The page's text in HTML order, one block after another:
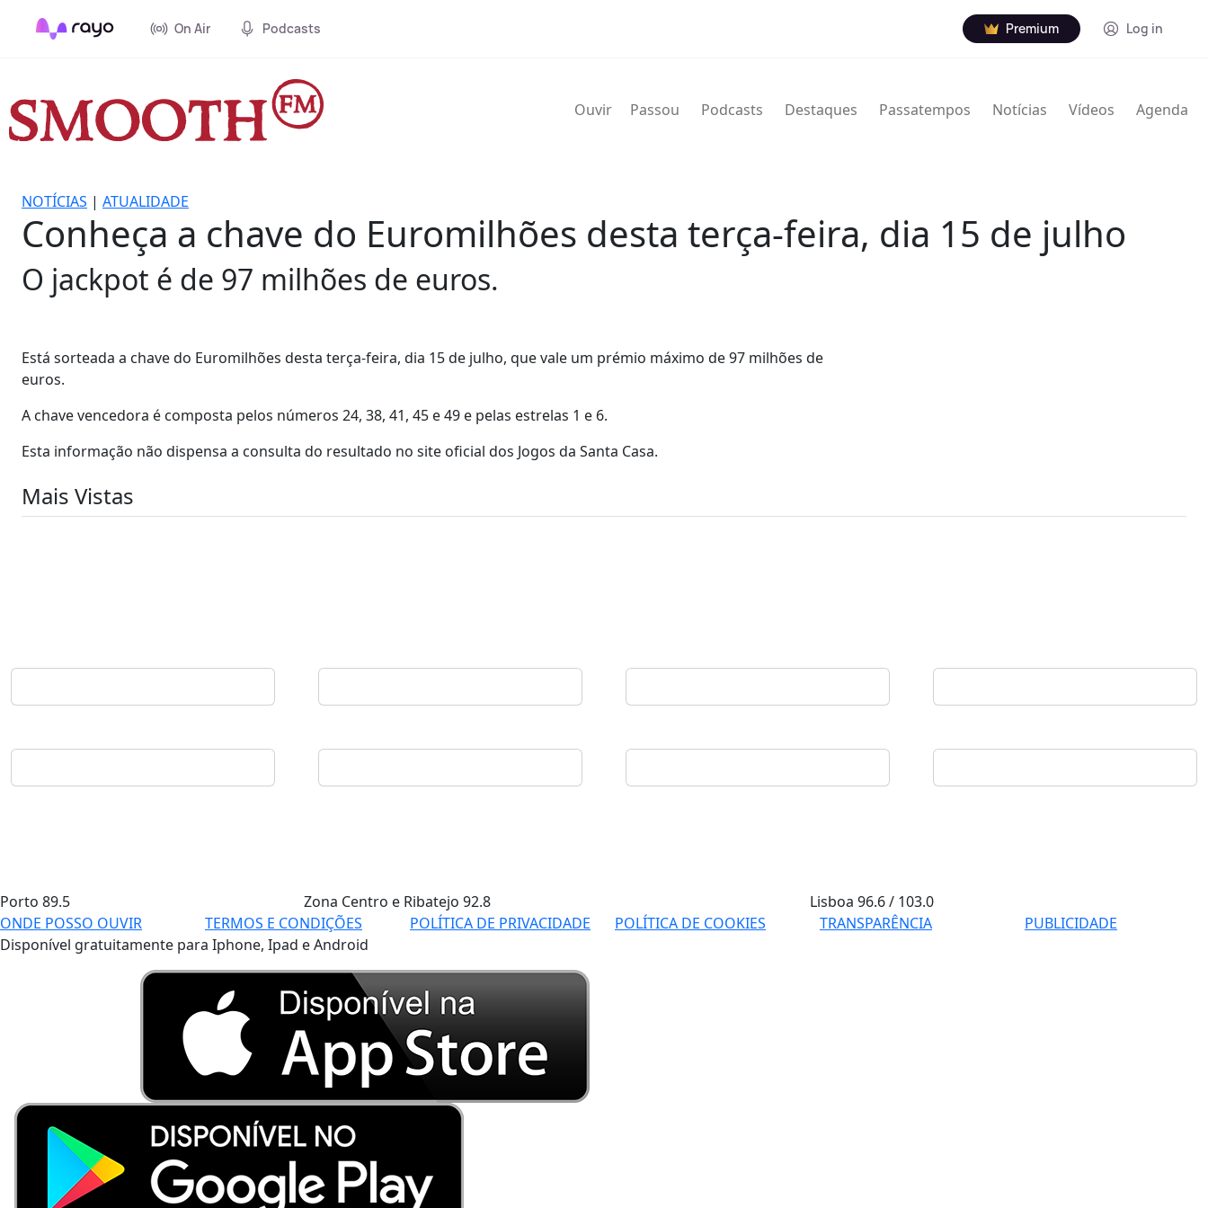
On Air Podcasts Premium Log in
Ouvir Passou Podcasts Destaques Passatempos Notícias Vídeos Agenda
NOTÍCIAS | ATUALIDADE
Conheça a chave do Euromilhões desta terça-feira, dia 15 de julho
O jackpot é de 97 milhões de euros.
Está sorteada a chave do Euromilhões desta terça-feira, dia 15 de julho, que vale um prémio máximo de 97 milhões de
euros.
A chave vencedora é composta pelos números 24, 38, 41, 45 e 49 e pelas estrelas 1 e 6.
Esta informação não dispensa a consulta do resultado no site oficial dos Jogos da Santa Casa.
Mais Vistas
Porto 89.5 Zona Centro e Ribatejo 92.8 Lisboa96.6 / 103.0
ONDE POSSO OUVIR
TERMOS E CONDIÇÕES POLÍTICA DE PRIVACIDADE POLÍTICA DE COOKIES TRANSPARÊNCIA
PUBLICIDADE
Disponível gratuitamente para Iphone, Ipad e Android